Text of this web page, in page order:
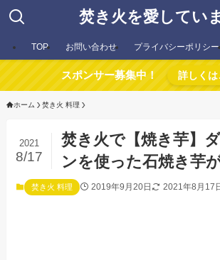
焚き火を愛してい
TOP お問い合わせ プライバシーポリシー
スポンサー募集中！ 詳しくは
ホーム 焚き火 料理
焚き火で【焼き芋】
ンを使った石焼き芋が
2021
8/17
焚き火 料理 2019年9月20日 2021年8月17